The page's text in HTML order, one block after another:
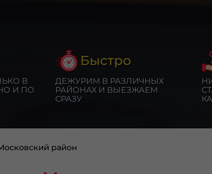
В
И ПО
Быстро
ДЕЖУРИМ В РАЗЛИЧНЫХ
РАЙОНАХ И ВЫЕЗЖАЕМ
СРАЗУ
район